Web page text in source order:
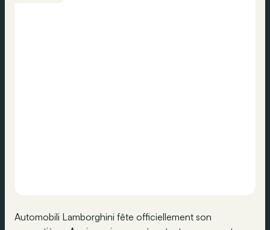
Automobili Lamborghini fête officiellement son